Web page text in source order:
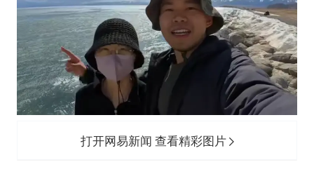
打开网易新闻 查看精彩图片